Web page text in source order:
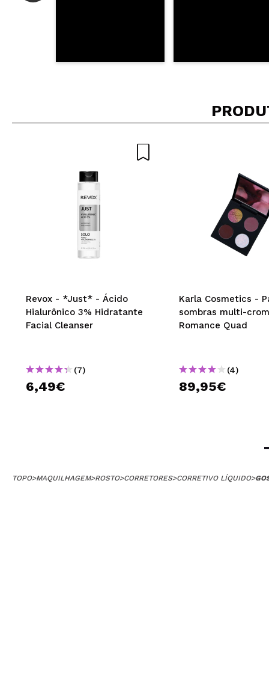
Revox - *Just* - Ácido
Hialurônico 3% Hidratante
Facial Cleanser
(7)
6,49€
Karla Cosmetics -
sombras multi-
Romance Quad
(4)
89,95€
TOPO>MAQUILHAGEM>ROSTO>CORRETORES>CORRETIVO LÍQUIDO>